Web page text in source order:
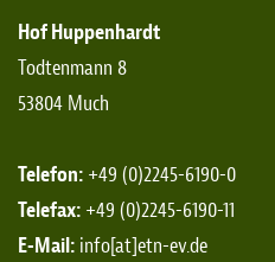
Hof Huppenhardt
Todtenmann 8
53804 Much
Telefon: +49 (0)2245-6190-0
Telefax: +49 (0)2245-6190-11
E-Mail: info[at]etn-ev.de